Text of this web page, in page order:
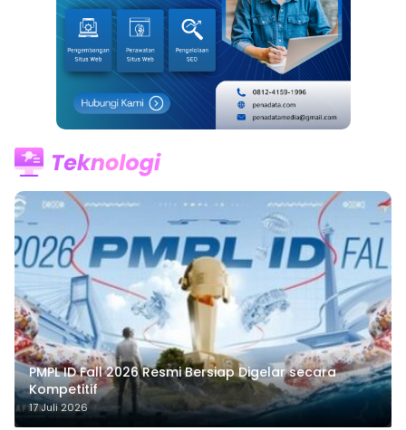
PMPL ID Fall 2026 Resmi Bersiap Digelar secara
Kompetitif
17 Juli 2026